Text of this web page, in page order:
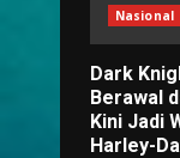
Nasional
Dark
Berawal
Kini Jadi
Harley-